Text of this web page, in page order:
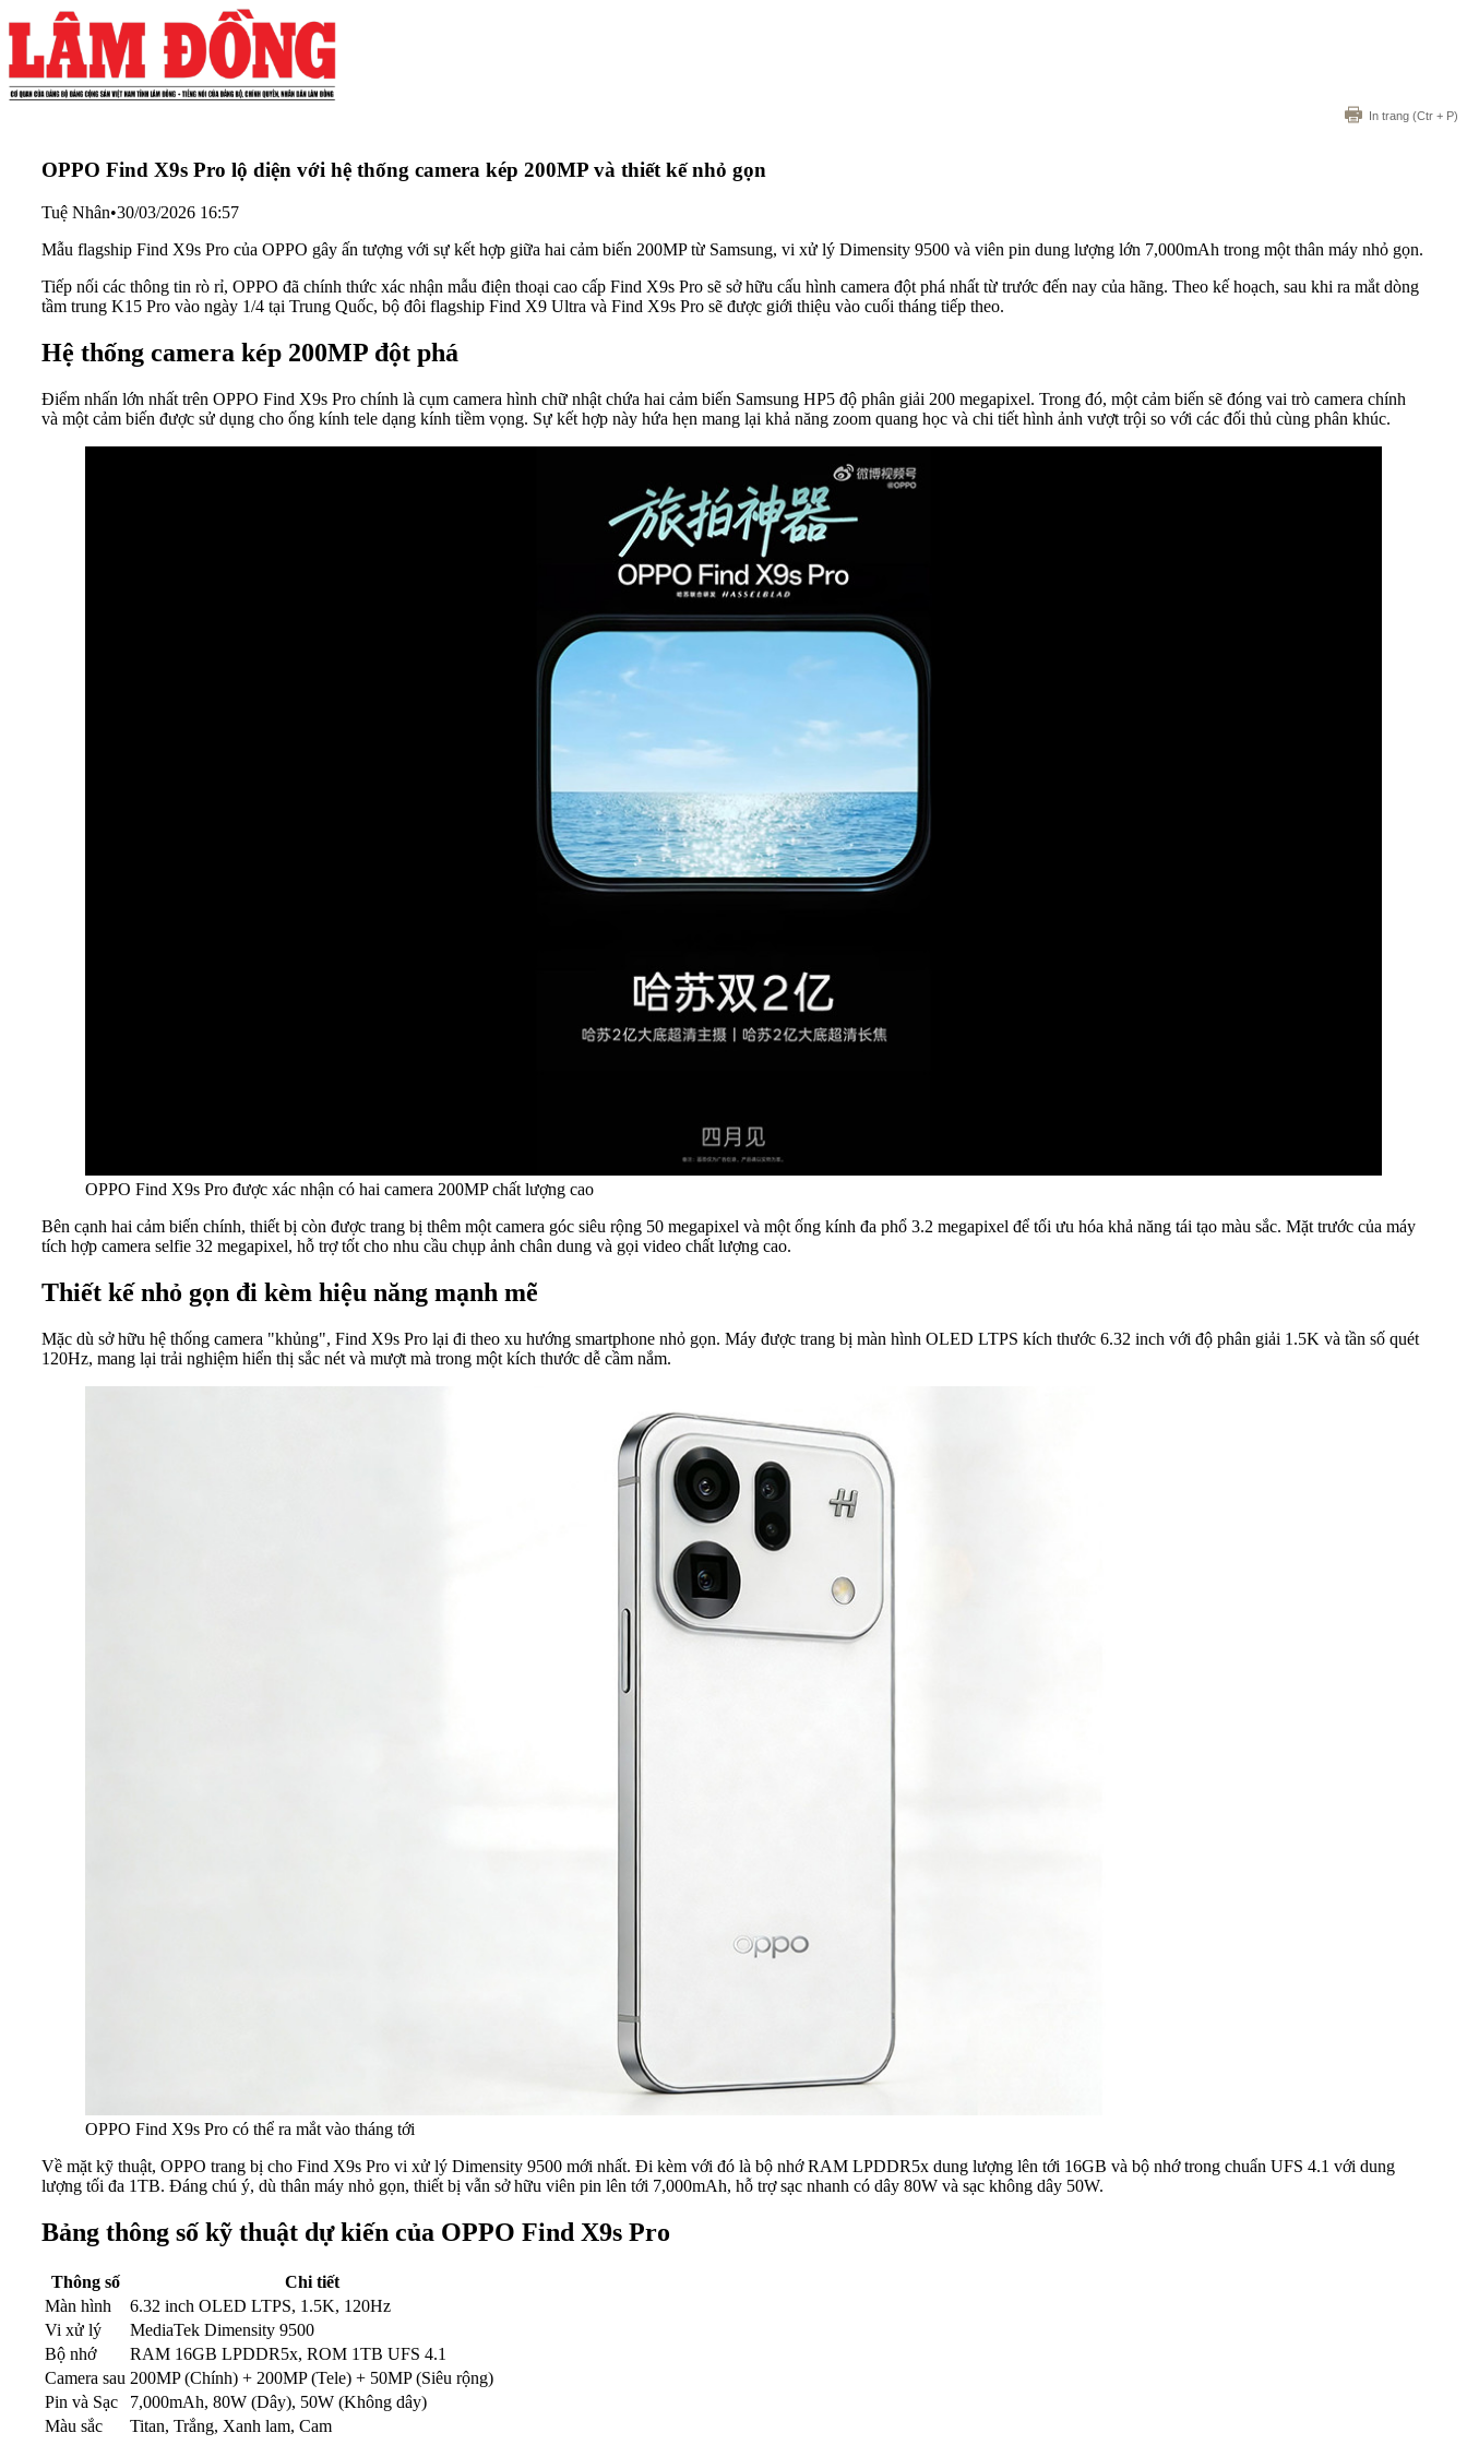
In trang (Ctr + P)
OPPO Find X9s Pro lộ diện với hệ thống camera kép 200MP và thiết kế nhỏ gọn
Tuệ Nhân•30/03/2026 16:57
Mẫu flagship Find X9s Pro của OPPO gây ấn tượng với sự kết hợp giữa hai cảm biến 200MP từ Samsung, vi xử lý Dimensity 9500 và viên pin dung lượng lớn 7,000mAh trong một thân máy nhỏ gọn.
Tiếp nối các thông tin rò rỉ, OPPO đã chính thức xác nhận mẫu điện thoại cao cấp Find X9s Pro sẽ sở hữu cấu hình camera đột phá nhất từ trước đến nay của hãng. Theo kế hoạch, sau khi ra mắt dòng
tầm trung K15 Pro vào ngày 1/4 tại Trung Quốc, bộ đôi flagship Find X9 Ultra và Find X9s Pro sẽ được giới thiệu vào cuối tháng tiếp theo.
Hệ thống camera kép 200MP đột phá
Điểm nhấn lớn nhất trên OPPO Find X9s Pro chính là cụm camera hình chữ nhật chứa hai cảm biến Samsung HP5 độ phân giải 200 megapixel. Trong đó, một cảm biến sẽ đóng vai trò camera chính
và một cảm biến được sử dụng cho ống kính tele dạng kính tiềm vọng. Sự kết hợp này hứa hẹn mang lại khả năng zoom quang học và chi tiết hình ảnh vượt trội so với các đối thủ cùng phân khúc.
OPPO Find X9s Pro được xác nhận có hai camera 200MP chất lượng cao
Bên cạnh hai cảm biến chính, thiết bị còn được trang bị thêm một camera góc siêu rộng 50 megapixel và một ống kính đa phổ 3.2 megapixel để tối ưu hóa khả năng tái tạo màu sắc. Mặt trước của máy
tích hợp camera selfie 32 megapixel, hỗ trợ tốt cho nhu cầu chụp ảnh chân dung và gọi video chất lượng cao.
Thiết kế nhỏ gọn đi kèm hiệu năng mạnh mẽ
Mặc dù sở hữu hệ thống camera "khủng", Find X9s Pro lại đi theo xu hướng smartphone nhỏ gọn. Máy được trang bị màn hình OLED LTPS kích thước 6.32 inch với độ phân giải 1.5K và tần số quét
120Hz, mang lại trải nghiệm hiển thị sắc nét và mượt mà trong một kích thước dễ cầm nắm.
OPPO Find X9s Pro có thể ra mắt vào tháng tới
Về mặt kỹ thuật, OPPO trang bị cho Find X9s Pro vi xử lý Dimensity 9500 mới nhất. Đi kèm với đó là bộ nhớ RAM LPDDR5x dung lượng lên tới 16GB và bộ nhớ trong chuẩn UFS 4.1 với dung
lượng tối đa 1TB. Đáng chú ý, dù thân máy nhỏ gọn, thiết bị vẫn sở hữu viên pin lên tới 7,000mAh, hỗ trợ sạc nhanh có dây 80W và sạc không dây 50W.
Bảng thông số kỹ thuật dự kiến của OPPO Find X9s Pro
Thông số
Chi tiết
Màn hình
6.32 inch OLED LTPS, 1.5K, 120Hz
Vi xử lý
MediaTek Dimensity 9500
Bộ nhớ
RAM 16GB LPDDR5x, ROM 1TB UFS 4.1
Camera sau 200MP (Chính) + 200MP (Tele) + 50MP (Siêu rộng)
Pin và Sạc
7,000mAh, 80W (Dây), 50W (Không dây)
Màu sắc
Titan, Trắng, Xanh lam, Cam